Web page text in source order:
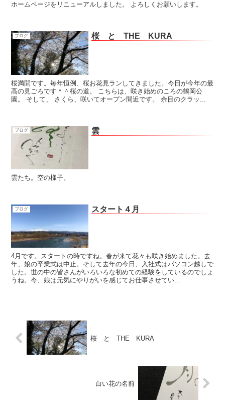
ホームページをリニューアルしました。 よろしくお願いします。
ブログ 桜 と THE KURA
桜満開です。毎年恒例、桜お花見ランしてきました。今日が今年の最
高の見ごろです＾＾桜の道。 こちらは、咲き始めのころの鶴岡公
園。 そして、 さくら、咲いてオープン間近です。 余目のクラッ...
ブログ 雲
雲たち。空の様子。
ブログ スタート４月
4月です。スタートの時ですね。春が来て花々も咲き始めました。去
年、娘の卒業式は中止。そして去年の今日、入社式はパソコン越しで
した。世の中の皆さんがいろいろな初めての経験をしているのでしょ
うね。今、娘は元気にやりがいを感じてお仕事させてい...
桜 と THE KURA
白い花の名前